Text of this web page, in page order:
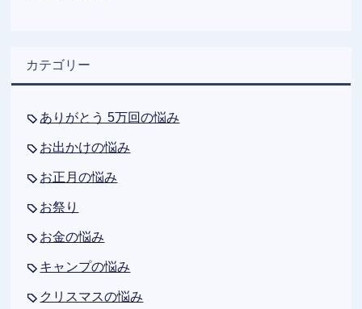
カテゴリー
ありがとう 5万回の悩み
お出かけの悩み
お正月の悩み
お祭り
お金の悩み
キャンプの悩み
クリスマスの悩み